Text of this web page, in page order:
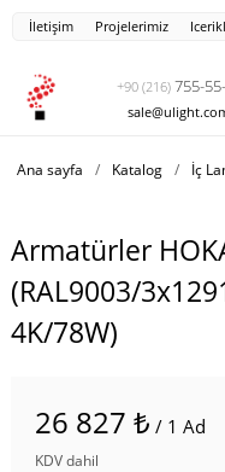
İletişim Projelerimiz
+90 (216) 755-
Ana sayfa / Katalog / İç
Armatürler
(RAL9003/
4K/78W)
26 827 ₺ / 1 Ad
KDV dahil